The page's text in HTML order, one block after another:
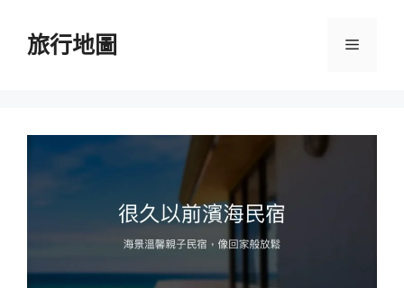
旅行地圖 選